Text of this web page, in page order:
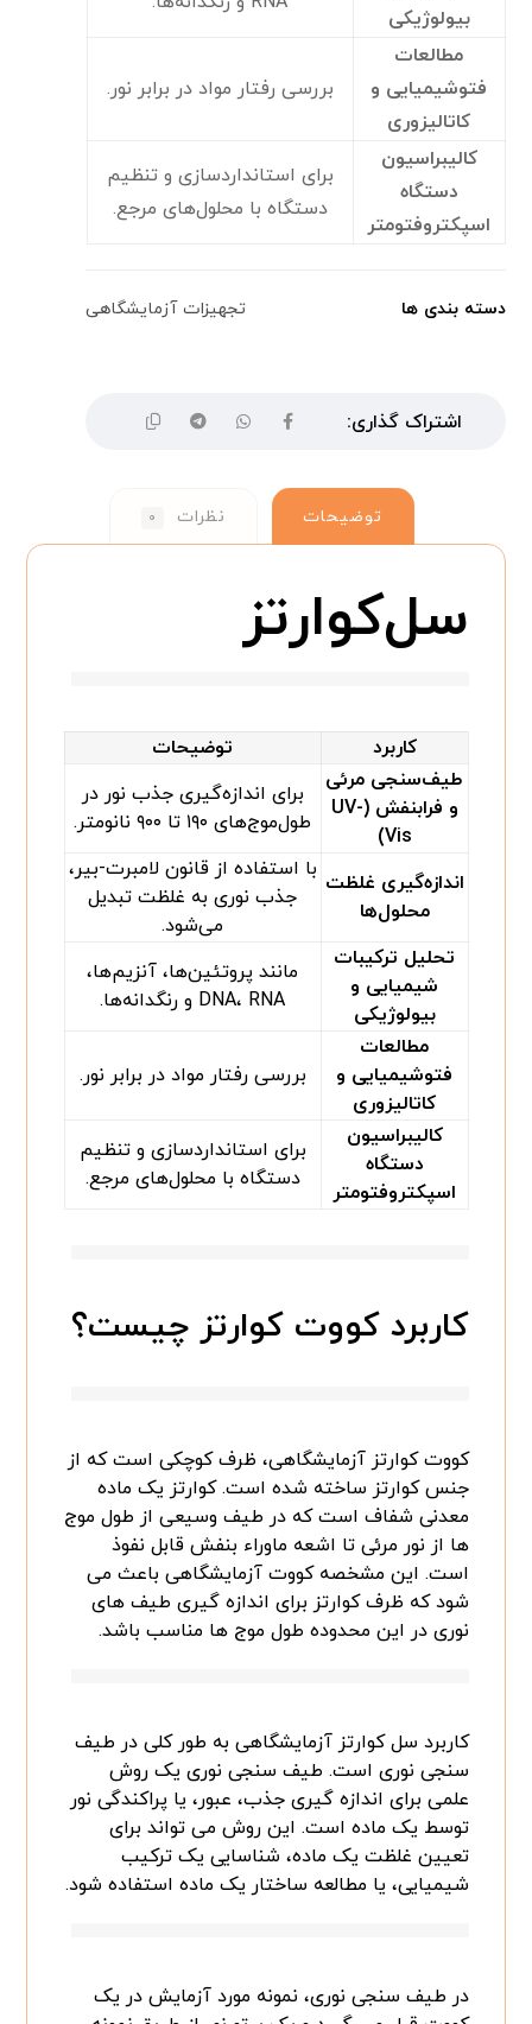
بیولوژیکی
مطالعات
فتوشیمیایی و
کاتالیزوری
بررسی رفتار مواد در برابر نور.
کالیبراسیون
دستگاه
اسپکتروفتومتر
برای استانداردسازی و تنظیم
دستگاه با محلول‌های مرجع.
دسته بندی ها تجهیزات آزمایشگاهی
توضیحات نظرات ۰
سل‌کوارتز
کاربرد
توضیحات
طیف‌سنجی مرئی
و فرابنفش (UV-
Vis)
برای اندازه‌گیری جذب نور در
طول‌موج‌های ۱۹۰ تا ۹۰۰ نانومتر.
اندازه‌گیری غلظت
محلول‌ها
با استفاده از قانون لامبرت-بیر،
جذب نوری به غلظت تبدیل
می‌شود.
تحلیل ترکیبات
شیمیایی و
بیولوژیکی
مانند پروتئین‌ها، آنزیم‌ها،
DNA، RNA و رنگدانه‌ها.
مطالعات
فتوشیمیایی و
کاتالیزوری
بررسی رفتار مواد در برابر نور.
کالیبراسیون
دستگاه
اسپکتروفتومتر
برای استانداردسازی و تنظیم
دستگاه با محلول‌های مرجع.
کاربرد کووت کوارتز چیست؟
کووت کوارتز آزمایشگاهی، ظرف کوچکی است که از
جنس کوارتز ساخته شده است. کوارتز یک ماده
معدنی شفاف است که در طیف وسیعی از طول موج
ها از نور مرئی تا اشعه ماوراء بنفش قابل نفوذ
است. این مشخصه کووت آزمایشگاهی باعث می
شود که ظرف کوارتز برای اندازه گیری طیف های
نوری در این محدوده طول موج ها مناسب باشد.
کاربرد سل کوارتز آزمایشگاهی به طور کلی در طیف
سنجی نوری است. طیف سنجی نوری یک روش
علمی برای اندازه گیری جذب، عبور، یا پراکندگی نور
توسط یک ماده است. این روش می تواند برای
تعیین غلظت یک ماده، شناسایی یک ترکیب
شیمیایی، یا مطالعه ساختار یک ماده استفاده شود.
در طیف سنجی نوری، نمونه مورد آزمایش در یک